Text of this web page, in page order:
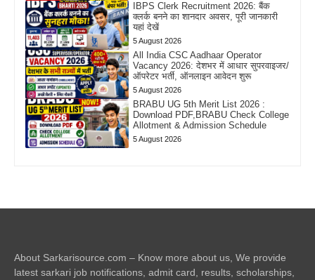
IBPS Clerk Recruitment 2026: बैंक
क्लर्क बनने का शानदार अवसर, पूरी जानकारी
यहां देखें
5 August 2026
All India CSC Aadhaar Operator
Vacancy 2026: देशभर में आधार सुपरवाइजर/
ऑपरेटर भर्ती, ऑनलाइन आवेदन शुरू
5 August 2026
BRABU UG 5th Merit List 2026 :
Download PDF,BRABU Check College
Allotment & Admission Schedule
5 August 2026
About Sarkarisource.com – Know more about us, We provide
latest sarkari job notifications, admit card, results, scholarships,